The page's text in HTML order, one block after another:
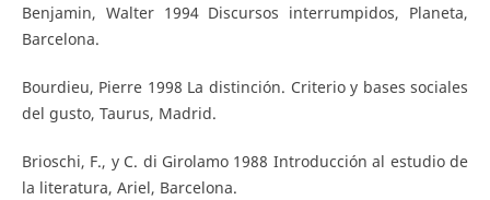
Benjamin, Walter 1994 Discursos interrumpidos, Planeta,
Barcelona.
Bourdieu, Pierre 1998 La distinción. Criterio y bases sociales
del gusto, Taurus, Madrid.
Brioschi, F., y C. di Girolamo 1988 Introducción al estudio de
la literatura, Ariel, Barcelona.